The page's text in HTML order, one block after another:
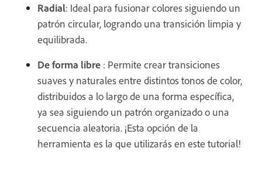
Radial: Ideal para fusionar colores siguiendo un
patrón circular, logrando una transición limpia y
equilibrada.
De forma libre : Permite crear transiciones
suaves y naturales entre distintos tonos de color,
distribuidos a lo largo de una forma específica,
ya sea siguiendo un patrón organizado o una
secuencia aleatoria. ¡Esta opción de la
herramienta es la que utilizarás en este tutorial!